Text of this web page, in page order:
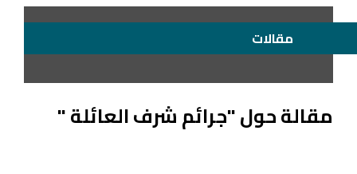
مقالات
مقالة حول "جرائم شرف العائلة "